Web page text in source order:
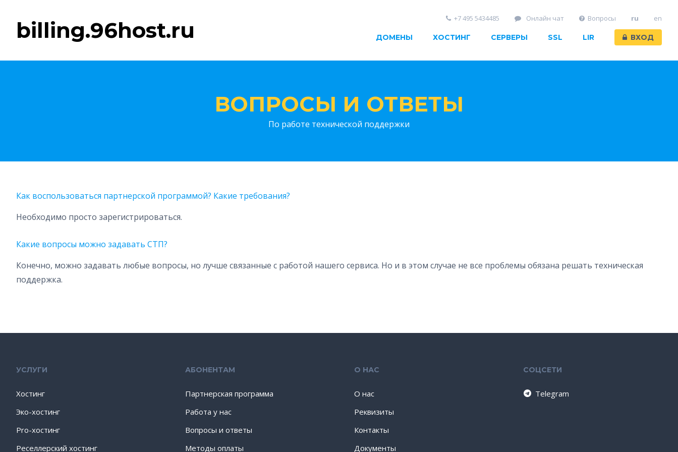
billing.96host.ru ДОМЕНЫ ХОСТИНГ СЕРВЕРЫ SSL LIR ВХОД
+7 495 5434485 Онлайн чат Вопросы ru en
ВОПРОСЫ И ОТВЕТЫ
По работе технической поддержки
Как воспользоваться партнерской программой? Какие требования?
Необходимо просто зарегистрироваться.
Какие вопросы можно задавать СТП?
Конечно, можно задавать любые вопросы, но лучше связанные с работой нашего сервиса. Но и в этом случае не все проблемы обязана решать техническая
поддержка.
УСЛУГИ
Хостинг
Эко-хостинг
Pro-хостинг
Реселлерский хостинг
АБОНЕНТАМ
Партнерская программа
Работа у нас
Вопросы и ответы
Методы оплаты
О НАС
О нас
Реквизиты
Контакты
Документы
СОЦСЕТИ
Telegram